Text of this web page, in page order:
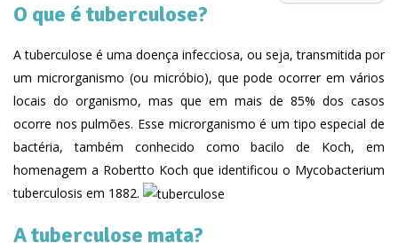
O que é tuberculose?
A tuberculose é uma doença infecciosa, ou seja, transmitida por
um microrganismo (ou micróbio), que pode ocorrer em vários
locais do organismo, mas que em mais de 85% dos casos
ocorre nos pulmões. Esse microrganismo é um tipo especial de
bactéria, também conhecido como bacilo de Koch, em
homenagem a Robertto Koch que identificou o Mycobacterium
tuberculosis em 1882.
A tuberculose mata?